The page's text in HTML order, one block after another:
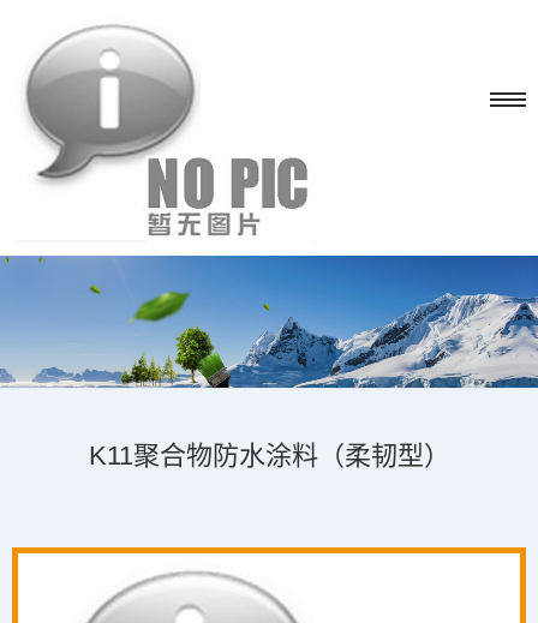
K11聚合物防水涂料（柔韧型）